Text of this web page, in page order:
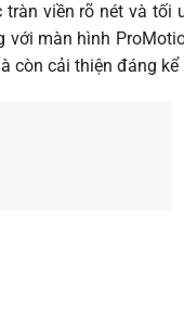
viền rõ nét và tối
với màn hình
còn cải thiện đáng kể